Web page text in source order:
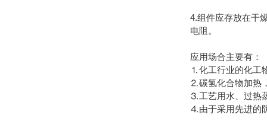
4.组件应存放在干
电阻。
应用场合主要有：
⒈化工行业的化工
⒉碳氢化合物加热
⒊工艺用水、过热
⒋由于采用先进的